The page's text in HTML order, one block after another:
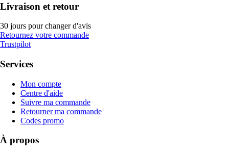
Livraison et retour
30 jours pour changer d'avis
Retournez votre commande
Trustpilot
Services
Mon compte
Centre d'aide
Suivre ma commande
Retourner ma commande
Codes promo
À propos